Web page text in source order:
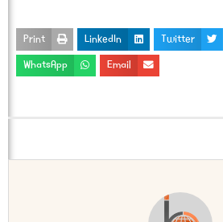
Twitter
LinkedIn
Print
Email
WhatsApp